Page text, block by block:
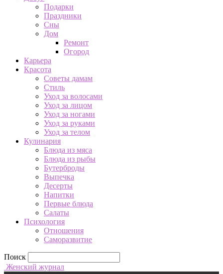
Подарки
Праздники
Сны
Дом
Ремонт
Огород
Карьера
Красота
Советы дамам
Стиль
Уход за волосами
Уход за лицом
Уход за ногами
Уход за руками
Уход за телом
Кулинария
Блюда из мяса
Блюда из рыбы
Бутерброды
Выпечка
Десерты
Напитки
Первые блюда
Салаты
Психология
Отношения
Саморазвитие
Поиск
Женский журнал